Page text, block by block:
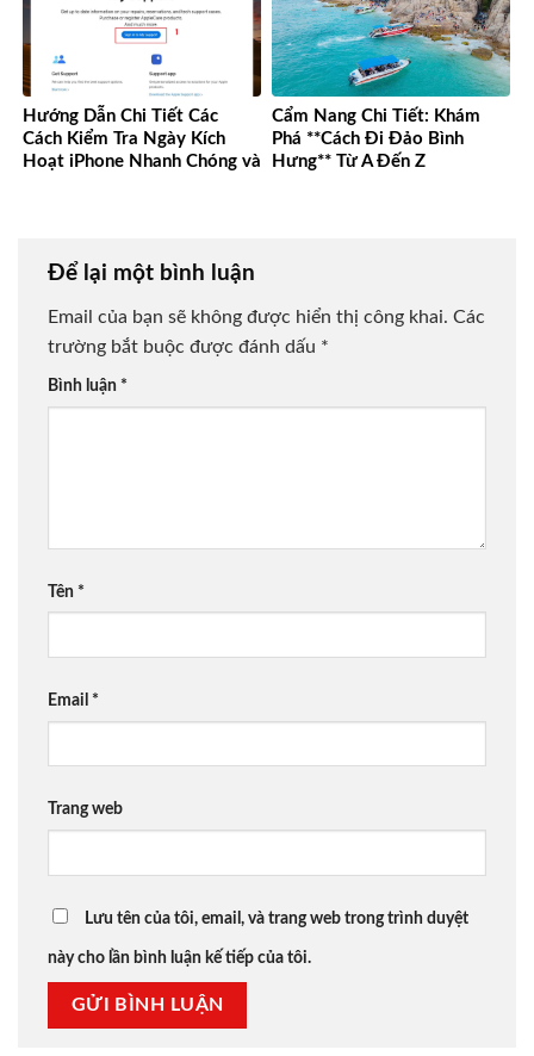
Hướng Dẫn Chi Tiết Các
Cách Kiểm Tra Ngày Kích
Hoạt iPhone Nhanh Chóng và
Cẩm Nang Chi Tiết: Khám
Phá **Cách Đi Đảo Bình
Hưng** Từ A Đến Z
Để lại một bình luận
Email của bạn sẽ không được hiển thị công khai. Các
trường bắt buộc được đánh dấu *
Bình luận *
Tên *
Email *
Trang web
Lưu tên của tôi, email, và trang web trong trình duyệt
này cho lần bình luận kế tiếp của tôi.